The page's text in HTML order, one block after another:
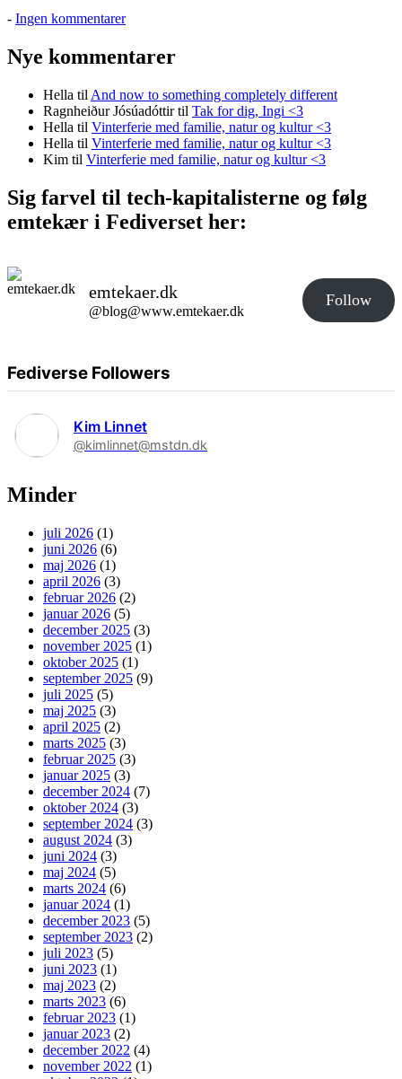
- Ingen kommentarertil
Nye kommentarer
Hella til And now to something completely different
Ragnheiður Jósúadóttirtil Tak for dig, Ingi <3
Hella til Vinterferie med familie, natur og kultur <3
Hella til Vinterferie med familie, natur og kultur <3
Kim til Vinterferie med familie, natur og kultur <3
Sig farvel til tech-kapitalisterne og følg
emtekær i Fediverset her:
emtekaer.dk
@blog@www.emtekaer.dk
Follow
Fediverse Followers
Kim Linnet
@kimlinnet@mstdn.dk
Minder
juli 2026 (1)
juni 2026 (6)
maj 2026 (1)
april 2026 (3)
februar 2026 (2)
januar 2026 (5)
december 2025 (3)
november 2025 (1)
oktober 2025 (1)
september 2025 (9)
juli 2025 (5)
maj 2025 (3)
april 2025 (2)
marts 2025 (3)
februar 2025 (3)
januar 2025 (3)
december 2024 (7)
oktober 2024 (3)
september 2024 (3)
august 2024 (3)
juni 2024 (3)
maj 2024 (5)
marts 2024 (6)
januar 2024 (1)
december 2023 (5)
september 2023 (2)
juli 2023 (5)
juni 2023 (1)
maj 2023 (2)
marts 2023 (6)
februar 2023 (1)
januar 2023 (2)
december 2022 (4)
november 2022 (1)